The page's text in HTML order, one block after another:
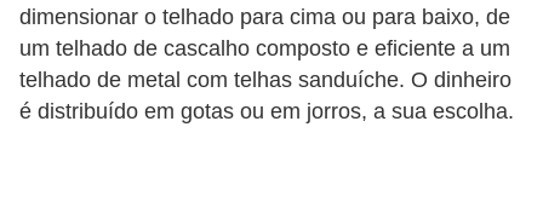
dimensionar o telhado para cima ou para baixo, de
um telhado de cascalho composto e eficiente a um
telhado de metal com telhas sanduíche. O dinheiro
é distribuído em gotas ou em jorros, a sua escolha.